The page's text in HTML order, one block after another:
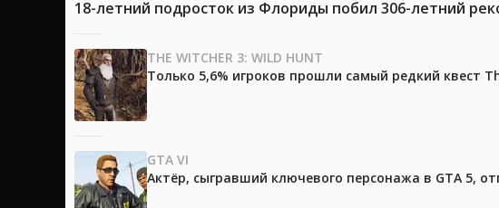
18-летний подросток из Флориды побил 306-летний
THE WITCHER 3: WILD HUNT
Только 5,6% игроков прошли самый редкий квест
GTA VI
Актёр, сыгравший ключевого персонажа в GTA 5,